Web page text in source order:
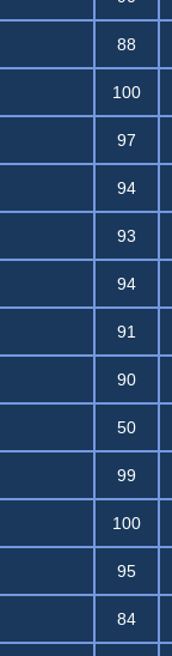
88
100
97
94
93
94
91
90
50
99
100
95
84